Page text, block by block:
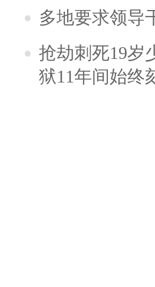
多地要求领导
抢劫刺死19岁
狱11年间始终